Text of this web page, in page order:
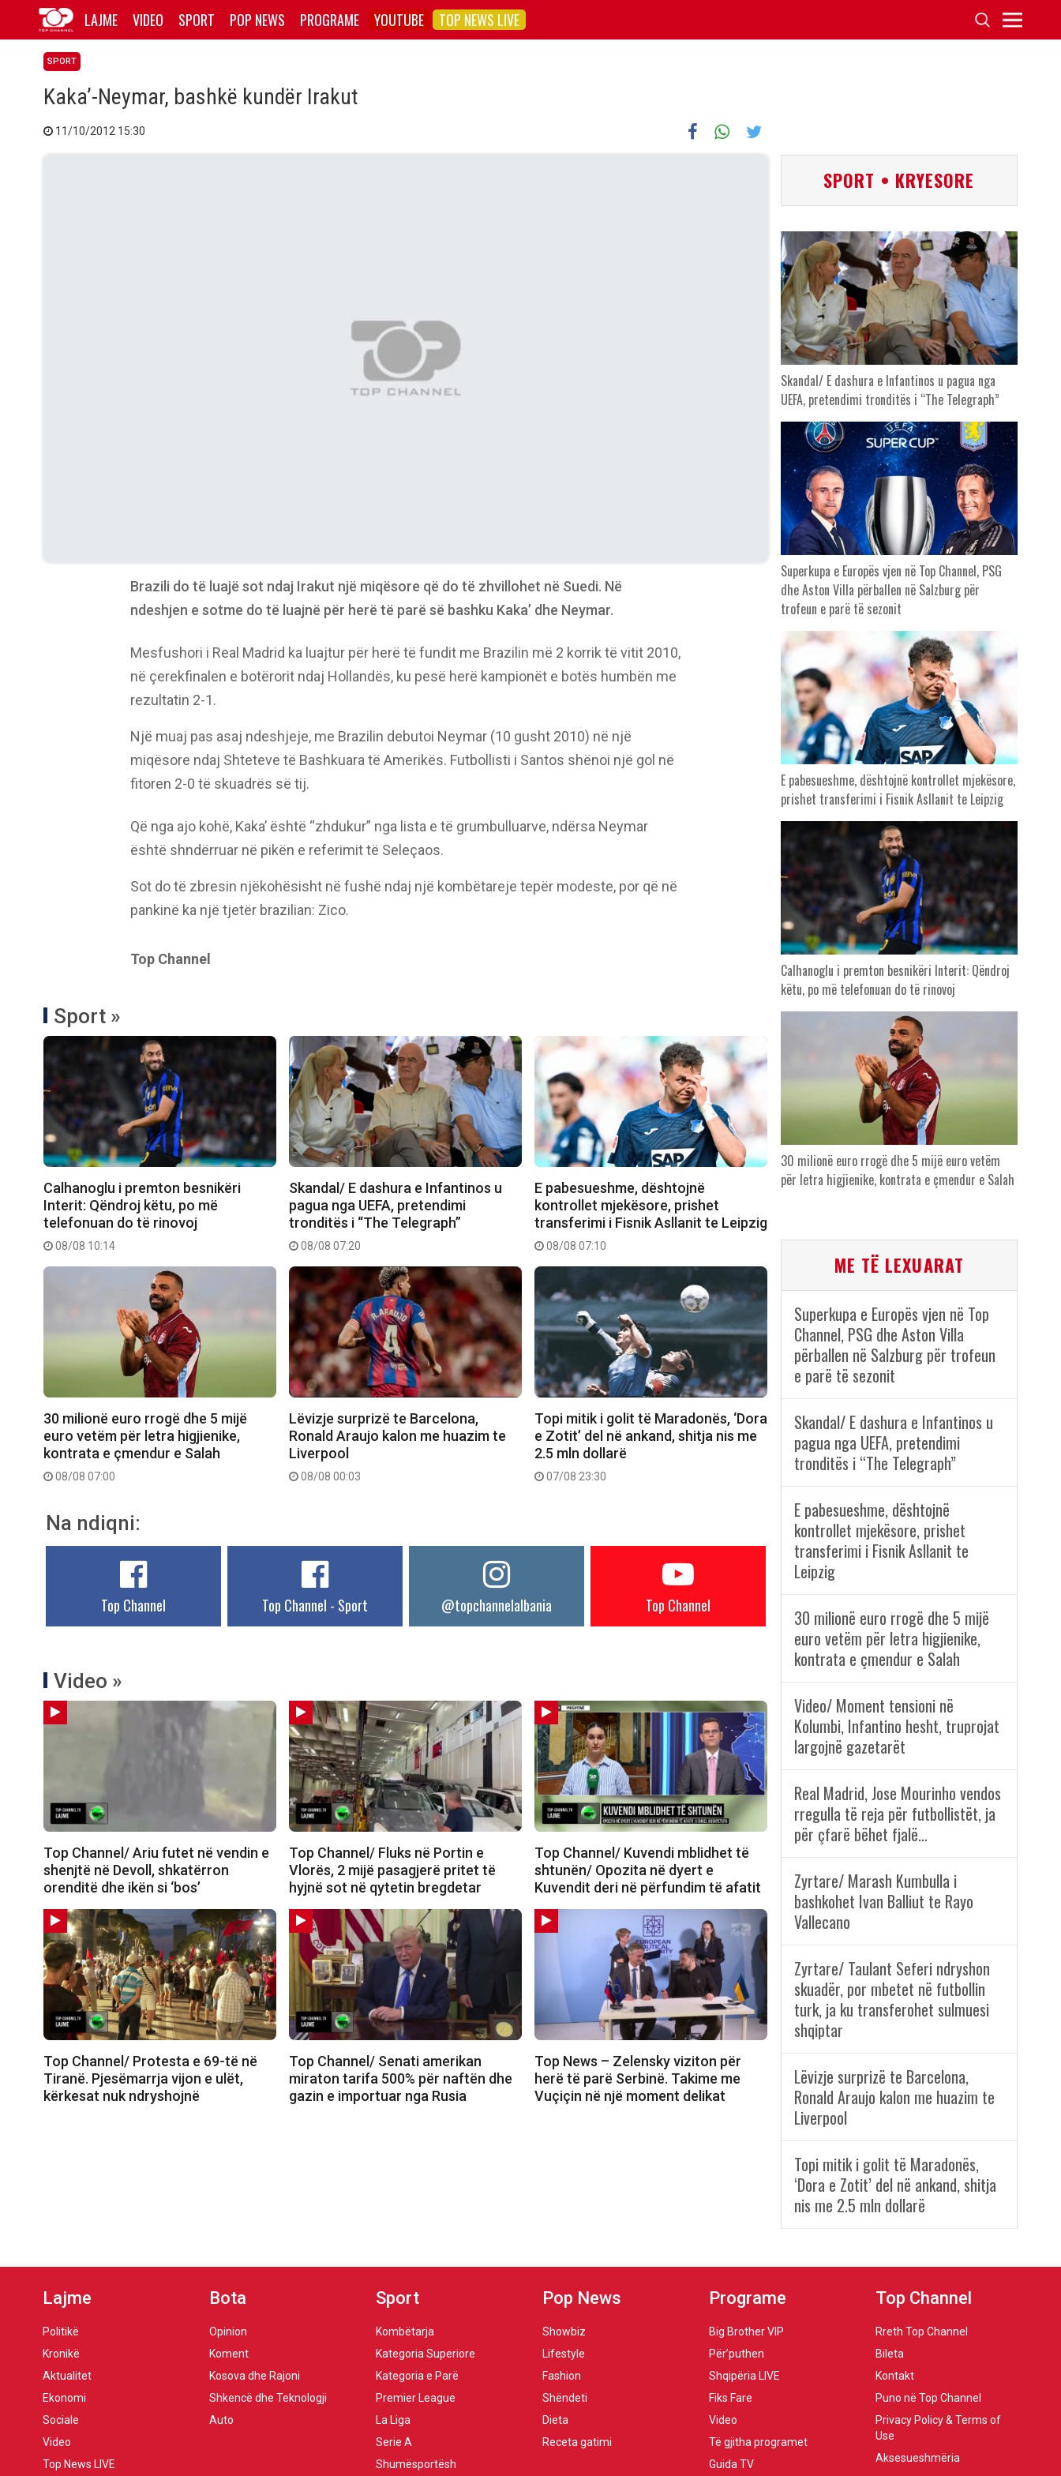
LAJME VIDEO SPORT POP NEWS PROGRAME YOUTUBE TOP NEWS LIVE
SPORT
Kaka’-Neymar, bashkë kundër Irakut
11/10/2012 15:30
Brazili do të luajë sot ndaj Irakut një miqësore që do të zhvillohet në Suedi. Në
ndeshjen e sotme do të luajnë për herë të parë së bashku Kaka’ dhe Neymar.
Mesfushori i Real Madrid ka luajtur për herë të fundit me Brazilin më 2 korrik të vitit 2010,
në çerekfinalen e botërorit ndaj Hollandës, ku pesë herë kampionët e botës humbën me
rezultatin 2-1.
Një muaj pas asaj ndeshjeje, me Brazilin debutoi Neymar (10 gusht 2010) në një
miqësore ndaj Shteteve të Bashkuara të Amerikës. Futbollisti i Santos shënoi një gol në
fitoren 2-0 të skuadrës së tij.
Që nga ajo kohë, Kaka’ është “zhdukur” nga lista e të grumbulluarve, ndërsa Neymar
është shndërruar në pikën e referimit të Seleçaos.
Sot do të zbresin njëkohësisht në fushë ndaj një kombëtareje tepër modeste, por që në
pankinë ka një tjetër brazilian: Zico.
Top Channel
Sport »
Calhanoglu i premton besnikëri
Interit: Qëndroj këtu, po më
telefonuan do të rinovoj
08/08 10:14
Skandal/ E dashura e Infantinos u
pagua nga UEFA, pretendimi
tronditës i “The Telegraph”
08/08 07:20
E pabesueshme, dështojnë
kontrollet mjekësore, prishet
transferimi i Fisnik Asllanit te Leipzig
08/08 07:10
30 milionë euro rrogë dhe 5 mijë
euro vetëm për letra higjienike,
kontrata e çmendur e Salah
08/08 07:00
Lëvizje surprizë te Barcelona,
Ronald Araujo kalon me huazim te
Liverpool
08/08 00:03
Topi mitik i golit të Maradonës, ‘Dora
e Zotit’ del në ankand, shitja nis me
2.5 mln dollarë
07/08 23:30
Na ndiqni:
Top Channel Top Channel - Sport @topchannelalbania Top Channel
Video »
Top Channel/ Ariu futet në vendin e
shenjtë në Devoll, shkatërron
orenditë dhe ikën si ‘bos’
Top Channel/ Fluks në Portin e
Vlorës, 2 mijë pasagjerë pritet të
hyjnë sot në qytetin bregdetar
Top Channel/ Kuvendi mblidhet të
shtunën/ Opozita në dyert e
Kuvendit deri në përfundim të afatit
Top Channel/ Protesta e 69-të në
Tiranë. Pjesëmarrja vijon e ulët,
kërkesat nuk ndryshojnë
Top Channel/ Senati amerikan
miraton tarifa 500% për naftën dhe
gazin e importuar nga Rusia
Top News – Zelensky viziton për
herë të parë Serbinë. Takime me
Vuçiçin në një moment delikat
SPORT • KRYESORE
Skandal/ E dashura e Infantinos u pagua nga
UEFA, pretendimi tronditës i “The Telegraph”
Superkupa e Europës vjen në Top Channel, PSG
dhe Aston Villa përballen në Salzburg për
trofeun e parë të sezonit
E pabesueshme, dështojnë kontrollet mjekësore,
prishet transferimi i Fisnik Asllanit te Leipzig
Calhanoglu i premton besnikëri Interit: Qëndroj
këtu, po më telefonuan do të rinovoj
30 milionë euro rrogë dhe 5 mijë euro vetëm
për letra higjienike, kontrata e çmendur e Salah
ME TË LEXUARAT
Superkupa e Europës vjen në Top
Channel, PSG dhe Aston Villa
përballen në Salzburg për trofeun
e parë të sezonit
Skandal/ E dashura e Infantinos u
pagua nga UEFA, pretendimi
tronditës i “The Telegraph”
E pabesueshme, dështojnë
kontrollet mjekësore, prishet
transferimi i Fisnik Asllanit te
Leipzig
30 milionë euro rrogë dhe 5 mijë
euro vetëm për letra higjienike,
kontrata e çmendur e Salah
Video/ Moment tensioni në
Kolumbi, Infantino hesht, truprojat
largojnë gazetarët
Real Madrid, Jose Mourinho vendos
rregulla të reja për futbollistët, ja
për çfarë bëhet fjalë…
Zyrtare/ Marash Kumbulla i
bashkohet Ivan Balliut te Rayo
Vallecano
Zyrtare/ Taulant Seferi ndryshon
skuadër, por mbetet në futbollin
turk, ja ku transferohet sulmuesi
shqiptar
Lëvizje surprizë te Barcelona,
Ronald Araujo kalon me huazim te
Liverpool
Topi mitik i golit të Maradonës,
‘Dora e Zotit’ del në ankand, shitja
nis me 2.5 mln dollarë
Lajme
Politikë
Kronikë
Aktualitet
Ekonomi
Sociale
Video
Top News LIVE
Bota
Opinion
Koment
Kosova dhe Rajoni
Shkencë dhe Teknologji
Auto
Sport
Kombëtarja
Kategoria Superiore
Kategoria e Parë
Premier League
La Liga
Serie A
Shumësportësh
Pop News
Showbiz
Lifestyle
Fashion
Shëndeti
Dieta
Receta gatimi
Programe
Big Brother VIP
Për’puthen
Shqipëria LIVE
Fiks Fare
Video
Të gjitha programet
Guida TV
Top Channel
Rreth Top Channel
Bileta
Kontakt
Puno në Top Channel
Privacy Policy & Terms of
Use
Aksesueshmëria